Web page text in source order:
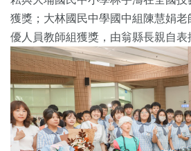
獲獎；大林國民中學國中組陳慧娟
優人員教師組獲獎，由翁縣長親自表